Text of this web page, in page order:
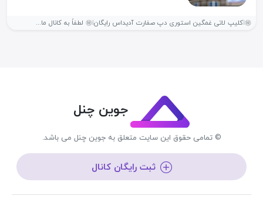
㊙️❕کلیپ لاتی غمگین استوری دپ صفارت آدیداس رایگان❕㊙️ لطفاً به کانال ما...
جوین چنل
© تمامی حقوق این سایت متعلق به جوین چنل می باشد.
ثبت رایگان کانال